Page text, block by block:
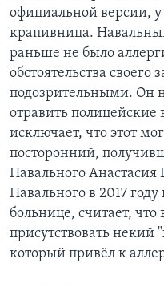
официальной версии, у
крапивница.
раньше не было
обстоятельства своего
подозрительными. Он
отравить
исключает, что этот
посторонний,
Навального Анастасия
Навального в 2017
больнице, считает,
присутствовать некий
который привёл к